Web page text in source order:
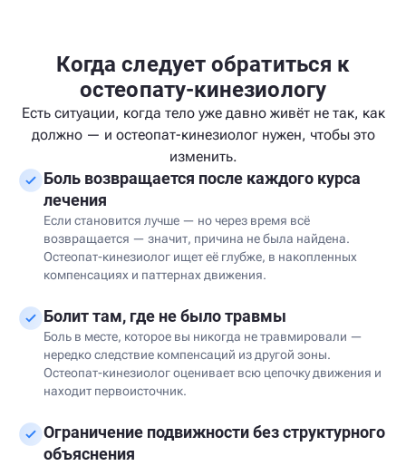
Когда следует обратиться к
остеопату-кинезиологу
Есть ситуации, когда тело уже давно живёт не так, как
должно — и остеопат-кинезиолог нужен, чтобы это
изменить.
Боль возвращается после каждого курса
лечения
Если становится лучше — но через время всё
возвращается — значит, причина не была найдена.
Остеопат-кинезиолог ищет её глубже, в накопленных
компенсациях и паттернах движения.
Болит там, где не было травмы
Боль в месте, которое вы никогда не травмировали —
нередко следствие компенсаций из другой зоны.
Остеопат-кинезиолог оценивает всю цепочку движения и
находит первоисточник.
Ограничение подвижности без структурного
объяснения